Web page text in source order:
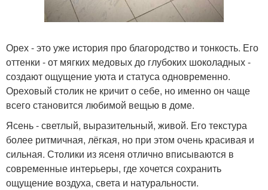
Орех - это уже история про благородство и тонкость. Его
оттенки - от мягких медовых до глубоких шоколадных -
создают ощущение уюта и статуса одновременно.
Ореховый столик не кричит о себе, но именно он чаще
всего становится любимой вещью в доме.
Ясень - светлый, выразительный, живой. Его текстура
более ритмичная, лёгкая, но при этом очень красивая и
сильная. Столики из ясеня отлично вписываются в
современные интерьеры, где хочется сохранить
ощущение воздуха, света и натуральности.